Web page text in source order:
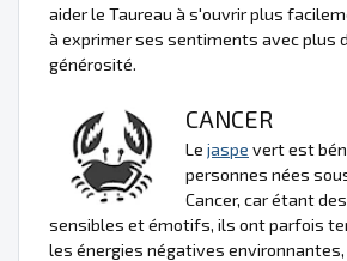
aider le Taureau à s'ouvrir plus
à exprimer ses sentiments avec plus
générosité.
CANCER
Le jaspe vert est
personnes nées
Cancer, car étant
sensibles et émotifs, ils ont parfois
les énergies négatives